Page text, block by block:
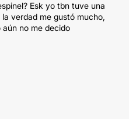
Esk yo tbn tuve una
verdad me gustó mucho,
no me decido